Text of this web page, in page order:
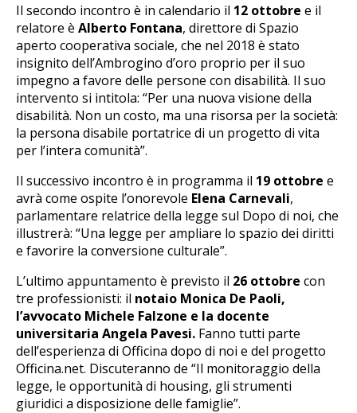
Il secondo incontro è in calendario il 12 ottobre e il
relatore è Alberto Fontana, direttore di Spazio
aperto cooperativa sociale, che nel 2018 è stato
insignito dell’Ambrogino d’oro proprio per il suo
impegno a favore delle persone con disabilità. Il suo
intervento si intitola: “Per una nuova visione della
disabilità. Non un costo, ma una risorsa per la società:
la persona disabile portatrice di un progetto di vita
per l’intera comunità”.
Il successivo incontro è in programma il 19 ottobre e
avrà come ospite l’onorevole Elena Carnevali,
parlamentare relatrice della legge sul Dopo di noi, che
illustrerà: “Una legge per ampliare lo spazio dei diritti
e favorire la conversione culturale”.
L’ultimo appuntamento è previsto il 26 ottobre con
tre professionisti: il notaio Monica De Paoli,
l’avvocato Michele Falzone e la docente
universitaria Angela Pavesi. Fanno tutti parte
dell’esperienza di Officina dopo di noi e del progetto
Officina.net. Discuteranno de “Il monitoraggio della
legge, le opportunità di housing, gli strumenti
giuridici a disposizione delle famiglie”.